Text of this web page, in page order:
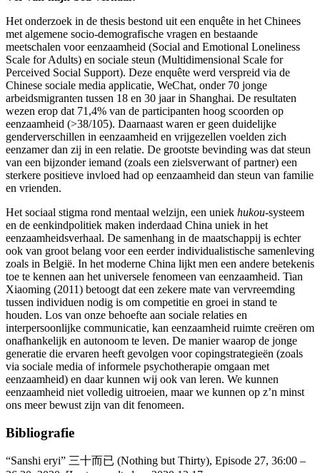
Het onderzoek in de thesis bestond uit een enquête in het Chinees
met algemene socio-demografische vragen en bestaande
meetschalen voor eenzaamheid (Social and Emotional Loneliness
Scale for Adults) en sociale steun (Multidimensional Scale for
Perceived Social Support). Deze enquête werd verspreid via de
Chinese sociale media applicatie, WeChat, onder 70 jonge
arbeidsmigranten tussen 18 en 30 jaar in Shanghai. De resultaten
wezen erop dat 71,4% van de participanten hoog scoorden op
eenzaamheid (>38/105). Daarnaast waren er geen duidelijke
genderverschillen in eenzaamheid en vrijgezellen voelden zich
eenzamer dan zij in een relatie. De grootste bevinding was dat steun
van een bijzonder iemand (zoals een zielsverwant of partner) een
sterkere positieve invloed had op eenzaamheid dan steun van familie
en vrienden.
Het sociaal stigma rond mentaal welzijn, een uniek hukou-systeem
en de eenkindpolitiek maken inderdaad China uniek in het
eenzaamheidsverhaal. De samenhang in de maatschappij is echter
ook van groot belang voor een eerder individualistische samenleving
zoals in België. In het moderne China lijkt men een andere betekenis
toe te kennen aan het universele fenomeen van eenzaamheid. Tian
Xiaoming (2011) betoogt dat een zekere mate van vervreemding
tussen individuen nodig is om competitie en groei in stand te
houden. Los van onze behoefte aan sociale relaties en
interpersoonlijke communicatie, kan eenzaamheid ruimte creëren om
onafhankelijk en autonoom te leven. De manier waarop de jonge
generatie die ervaren heeft gevolgen voor copingstrategieën (zoals
via sociale media of informele psychotherapie omgaan met
eenzaamheid) en daar kunnen wij ook van leren. We kunnen
eenzaamheid niet volledig uitroeien, maar we kunnen op z’n minst
ons meer bewust zijn van dit fenomeen.
Bibliografie
“Sanshi eryi” 三十而已 (Nothing but Thirty), Episode 27, 36:00 –